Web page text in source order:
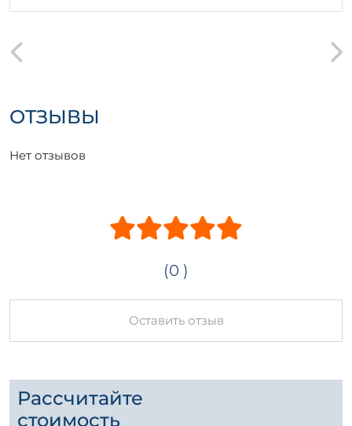
ОТЗЫВЫ
Нет отзывов
(0 )
Оставить отзыв
Рассчитайте
стоимость